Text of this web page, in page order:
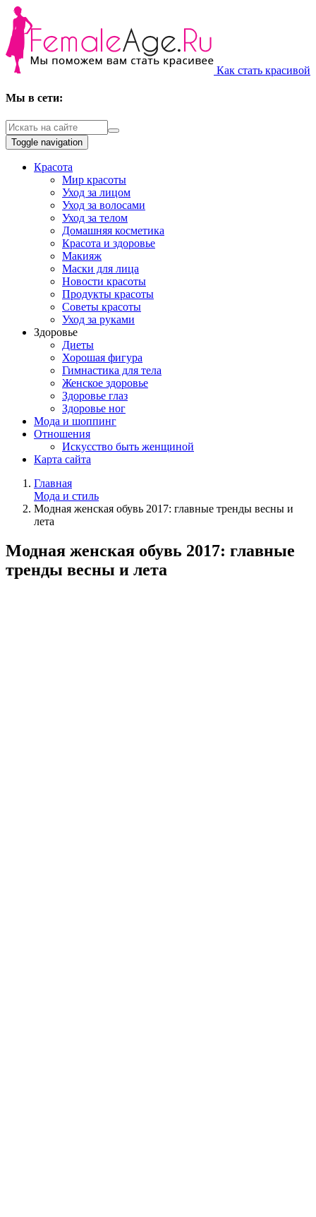
Как стать красивой
Мы в сети:
Toggle navigation
Красота
Мир красоты
Уход за лицом
Уход за волосами
Уход за телом
Домашняя косметика
Красота и здоровье
Макияж
Маски для лица
Новости красоты
Продукты красоты
Советы красоты
Уход за руками
Здоровье
Диеты
Хорошая фигура
Гимнастика для тела
Женское здоровье
Здоровье глаз
Здоровье ног
Мода и шоппинг
Отношения
Искусство быть женщиной
Карта сайта
Главная
Мода и стиль
Модная женская обувь 2017: главные тренды весны и
лета
Модная женская обувь 2017: главные
тренды весны и лета